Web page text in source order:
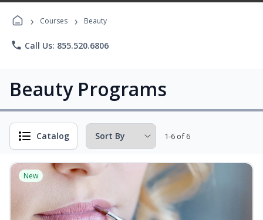
› Courses › Beauty
phone Call Us: 855.520.6806
Beauty Programs
Catalog 1-6 of 6
New